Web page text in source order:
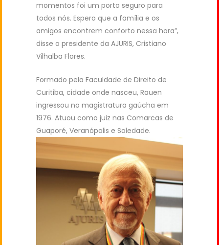
momentos foi um porto seguro para
todos nós. Espero que a família e os
amigos encontrem conforto nessa hora”,
disse o presidente da AJURIS, Cristiano
Vilhalba Flores.
Formado pela Faculdade de Direito de
Curitiba, cidade onde nasceu, Rauen
ingressou na magistratura gaúcha em
1976. Atuou como juiz nas Comarcas de
Guaporé, Veranópolis e Soledade.